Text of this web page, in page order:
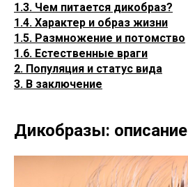
1.3. Чем питается дикобраз?
1.4. Характер и образ жизни
1.5. Размножение и потомство
1.6. Естественные враги
2. Популяция и статус вида
3. В заключение
Дикобразы: описание